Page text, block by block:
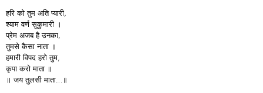
हरि को तुम अति प्यारी,
श्याम वर्ण सुकुमारी ।
प्रेम अजब है उनका,
तुमसे कैसा नाता ॥
हमारी विपद हरो तुम,
कृपा करो माता ॥
॥ जय तुलसी माता…॥